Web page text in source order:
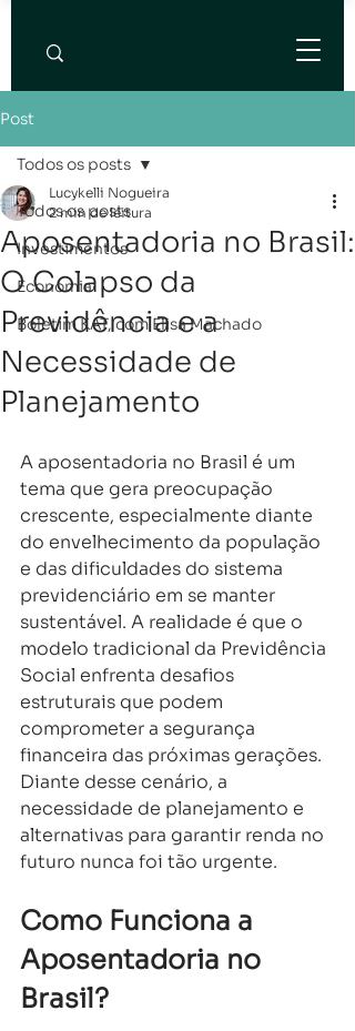
Post
Todos os posts
Investimentos
Economia
Boletim KAT, com Elisa Machado
Todos os posts
Aposentadoria no Brasil:
O Colapso da
Previdência e a
Necessidade de
Planejamento
Lucykelli Nogueira
2 min de leitura
A aposentadoria no Brasil é um
tema que gera preocupação
crescente, especialmente diante
do envelhecimento da população
e das dificuldades do sistema
previdenciário em se manter
sustentável. A realidade é que o
modelo tradicional da Previdência
Social enfrenta desafios
estruturais que podem
comprometer a segurança
financeira das próximas gerações.
Diante desse cenário, a
necessidade de planejamento e
alternativas para garantir renda no
futuro nunca foi tão urgente.
Como Funciona a
Aposentadoria no
Brasil?